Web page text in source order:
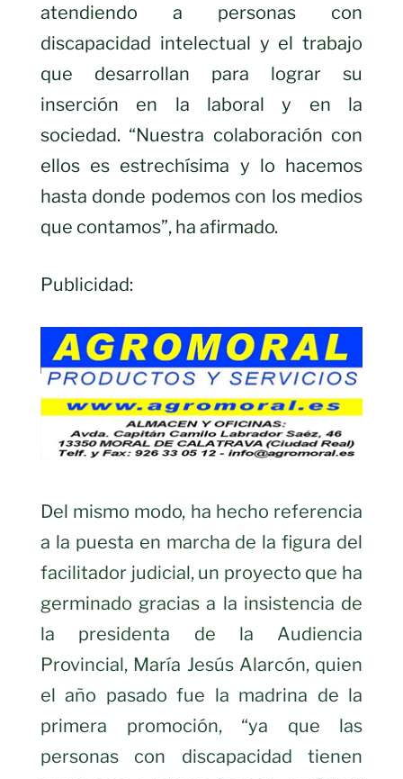
atendiendo a personas con
discapacidad intelectual y el trabajo
que desarrollan para lograr su
inserción en la laboral y en la
sociedad. “Nuestra colaboración con
ellos es estrechísima y lo hacemos
hasta donde podemos con los medios
que contamos”, ha afirmado.
Publicidad:
Del mismo modo, ha hecho referencia
a la puesta en marcha de la figura del
facilitador judicial, un proyecto que ha
germinado gracias a la insistencia de
la presidenta de la Audiencia
Provincial, María Jesús Alarcón, quien
el año pasado fue la madrina de la
primera promoción, “ya que las
personas con discapacidad tienen